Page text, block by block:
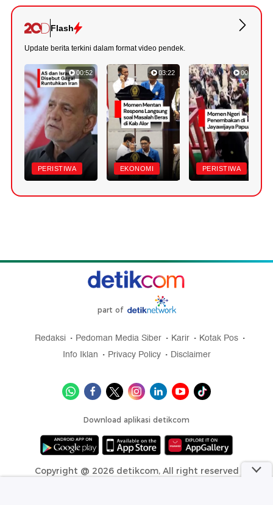
Flash
Update berita terkini dalam format video pendek.
00:52
PERISTIWA
03:22
EKONOMI
00:42
PERISTIWA
part of
Redaksi Pedoman Media Siber Karir
Kotak Pos
Info Iklan
Privacy Policy Disclaimer
Download aplikasi detikcom
Copyright @ 2026 detikcom, All right reserved